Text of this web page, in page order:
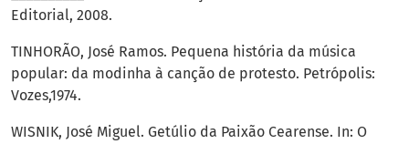
Editorial, 2008.
TINHORÃO, José Ramos. Pequena história da música
popular: da modinha à canção de protesto. Petrópolis:
Vozes,1974.
WISNIK, José Miguel. Getúlio da Paixão Cearense. In: O